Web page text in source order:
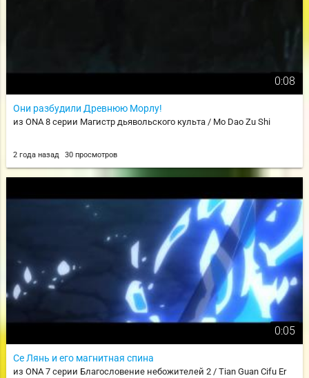
0:08
Они разбудили Древнюю Морлу!
из ONA 8 серии Магистр дьявольского культа / Mo Dao Zu Shi
2 года назад 30 просмотров
0:05
Се Лянь и его магнитная спина
из ONA 7 серии Благословение небожителей 2 / Tian Guan Cifu Er